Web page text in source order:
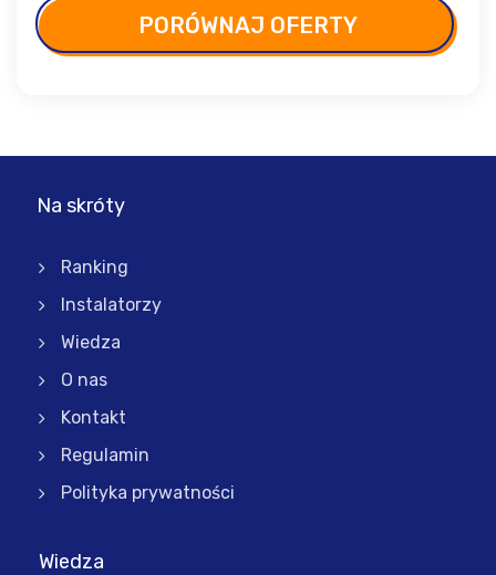
PORÓWNAJ OFERTY
Na skróty
Ranking
Instalatorzy
Wiedza
O nas
Kontakt
Regulamin
Polityka prywatności
Wiedza